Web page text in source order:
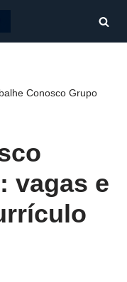
Conosco Grupo
vagas e